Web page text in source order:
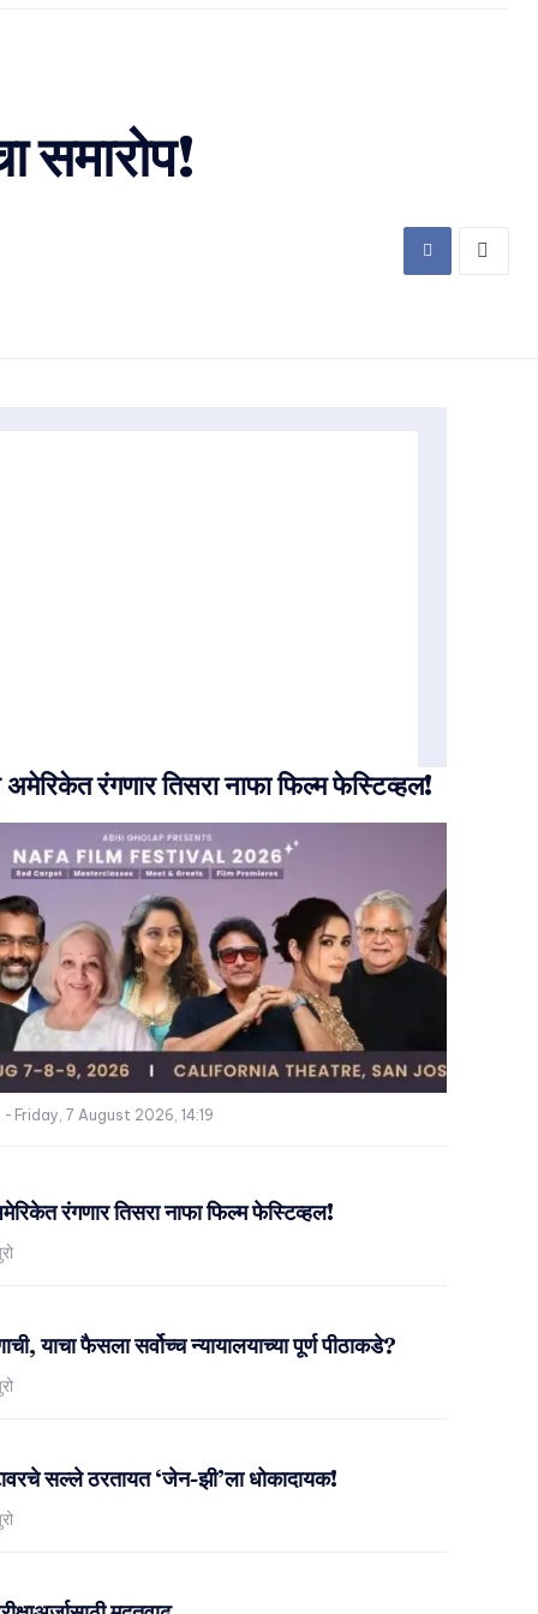
समारोप!
रंगणार तिसरा नाफा फिल्म फेस्टिव्हल!
- Friday, 7 August 2026, 14:19
रंगणार तिसरा नाफा फिल्म फेस्टिव्हल!
याचा फैसला सर्वोच्च न्यायालयाच्या पूर्ण पीठाकडे?
सल्ले ठरतायत ‘जेन-झी’ला धोकादायक!